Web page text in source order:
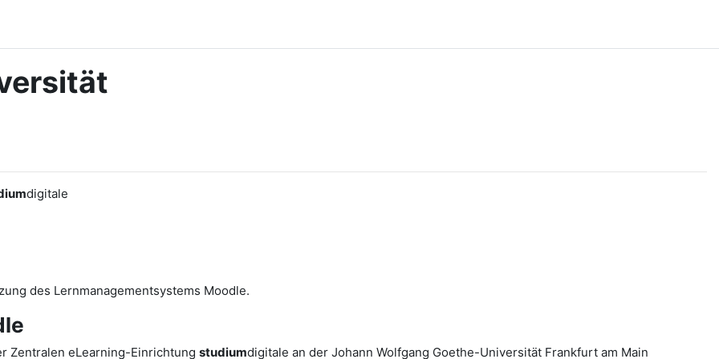
digitale
des Lernmanagementsystems Moodle.
Zentralen eLearning-Einrichtung studiumdigitale an der Johann Wolfgang Goethe-Universität Frankfurt am Main